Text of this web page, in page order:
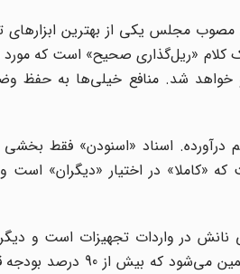
مجلس یکی از بهترین ابزارهای
کلام «ریل‌گذاری صحیح» است که مورد
خواهد شد. منافع خیلی‌ها به حفظ
اسناد «اسنودن» فقط بخشی
در اختیار «دیگران» است
نانش در واردات تجهیزات است و
واردات پهنای باند. یکی به اسم تامین زیرساخت کشور، دیگری به اسم تامین خدمات مردم.